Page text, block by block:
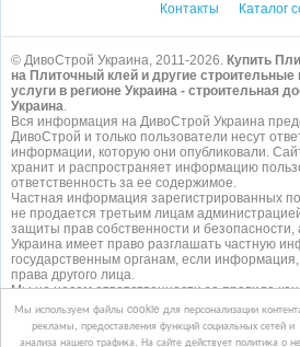
Мы используем файлы cookie для персонализации
рекламы, предоставления функций социальных сетей и
анализа нашего трафика. На сайте действует политика о
Контакты Каталог
© ДивоСтрой Украина, 2011-2026. Купить
на Плиточный клей и другие
услуги в регионе Украина - строительная
Украина.
Вся информация на ДивоСтрой Украина
ДивоСтрой и только пользователи несут
информации, которую они опубликовали.
хранит и распространяет информацию
ответственность за ее содержимое.
Частная информация зарегистрированных
не продается третьим лицам
защиты прав собственности и
Украина имеет право разглашать частную
государственным органам, если
права другого лица.
Мы не несем ответственности за правила
которые ссылается ДивоСтрой. На
представлена реклама Google Adsense
подробней о правилах конфиденциальности